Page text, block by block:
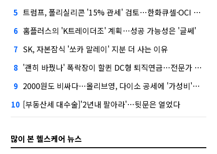
5 트럼프, 폴리실리콘 '15% 관세' 검토…한화큐셀·OCI 영향은?
6 홈플러스의 'K트레이더조' 계획…성공 가능성은 '글쎄'
7 SK, 자본잠식 '쏘카 말레이' 지분 더 사는 이유
8 '괜히 바꿨나' 폭락장이 할퀸 DC형 퇴직연금…전문가 조언은
9 2000원도 비싸다…올리브영, 다이소 공세에 '가성비'로 맞불
10 [부동산세 대수술]'2년내 팔아라'…뒷문은 열었다
많이 본 헬스케어 뉴스